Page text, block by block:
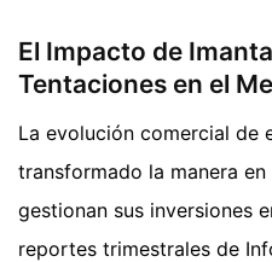
El Impacto de
Tentaciones en el
La evolución comercial de
transformado la manera
gestionan sus inversiones
reportes trimestrales de